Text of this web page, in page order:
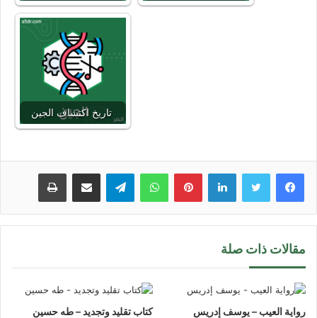
تاريخ اكتشاف الجين
لينكدإن بينتيريستواتساب تيلقرام مشاركة عبر البريد طباعة
مقالات ذات صلة
رواية العيب – يوسف إدريس كتاب تقليد وتجديد – طه حسين